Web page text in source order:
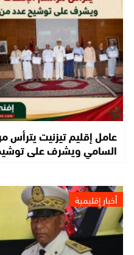
عامل إقليم تيزنيت
السامي ويشرف على
أخبار إقليمية